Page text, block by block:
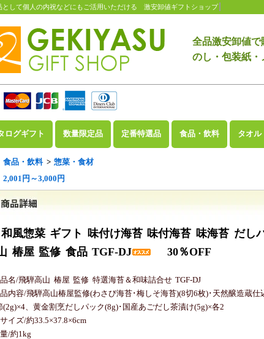
として個人の内祝などにもご活用いただける 激安卸値ギフトショップ
全品激安卸値で
のし・包装紙・
ログギフト 数量限定品 定番特選品 食品・飲料 タオル
食品・飲料>惣菜・食材
2,001円～3,000円
風惣菜 ギフト 味付け海苔 味付海苔 味海苔 だし
椿屋 監修 食品 TGF-DJ
30％OFF
名/飛騨高山 椿屋 監修 特選海苔＆和味詰合せ TGF-DJ
内容/飛騨高山椿屋監修(わさび海苔･梅しそ海苔)(8切6枚)･天然醸造蔵
(2g)×4、黄金割烹だしパック(8g)･国産あごだし茶漬け(5g)×各2
イズ/約33.5×37.8×6cm
/約1kg